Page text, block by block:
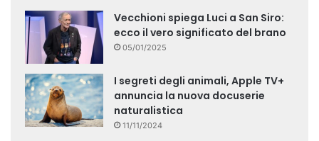
Vecchioni spiega Luci a San Siro:
ecco il vero significato del brano
05/01/2025
I segreti degli animali, Apple TV+
annuncia la nuova docuserie
naturalistica
11/11/2024